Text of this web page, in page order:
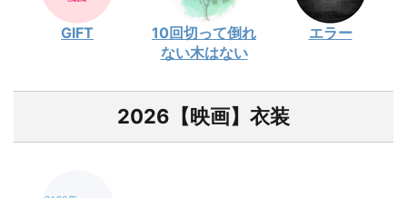
GIFT
10回切って倒れ
ない木はない
エラー
2026【映画】衣装